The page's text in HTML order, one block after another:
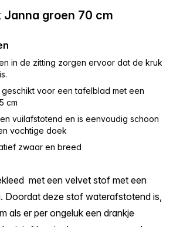
groen 70 cm
in de zitting zorgen ervoor dat de kruk
voor een tafelblad met een
cm
vuilafstotend en is eenvoudig schoon
vochtige doek
zwaar en breed
met een velvet stof met een
Doordat deze stof waterafstotend is,
als er per ongeluk een drankje